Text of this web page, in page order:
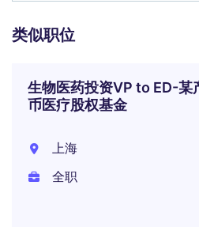
类似职位
生物医药投资VP to ED-某
币医疗股权基金
上海
全职